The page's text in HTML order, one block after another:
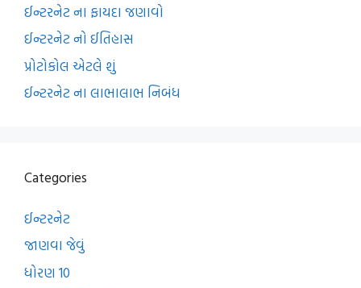
ઈન્ટરનેટ ના ફાયદા જણાવો
ઈન્ટરનેટ નો ઈતિહાસ
પ્રોટોકોલ એટલે શું
ઈન્ટરનેટ ના લાભાલાભ નિબંધ
Categories
ઈન્ટરનેટ
જાણવા જેવું
ધોરણ 10